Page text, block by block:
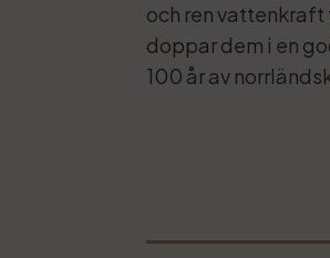
och ren
doppar dem i en
100 år av